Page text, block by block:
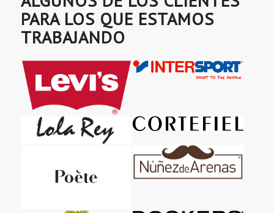
PARA LOS QUE ESTAMOS
TRABAJANDO